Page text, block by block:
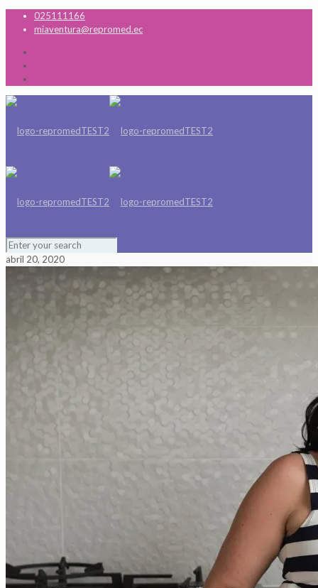
025111166
miaventura@repromed.ec
abril 20, 2020